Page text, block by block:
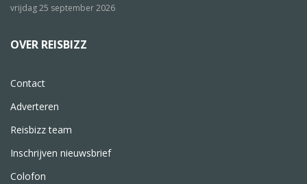
vrijdag 25 september 2026
OVER REISBIZZ
Contact
Adverteren
Reisbizz team
Inschrijven nieuwsbrief
Colofon